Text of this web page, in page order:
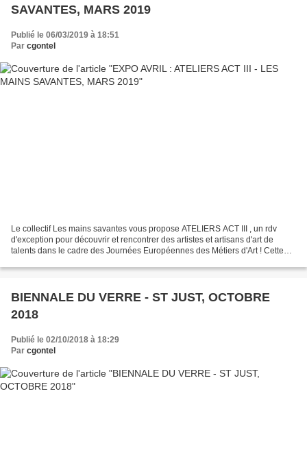
SAVANTES, MARS 2019
Publié le 06/03/2019 à 18:51
Par cgontel
Le collectif Les mains savantes vous propose ATELIERS ACT III , un rdv
d'exception pour découvrir et rencontrer des artistes et artisans d'art de
talents dans le cadre des Journées Européennes des Métiers d'Art ! Cette
BIENNALE DU VERRE - ST JUST, OCTOBRE
2018
Publié le 02/10/2018 à 18:29
Par cgontel